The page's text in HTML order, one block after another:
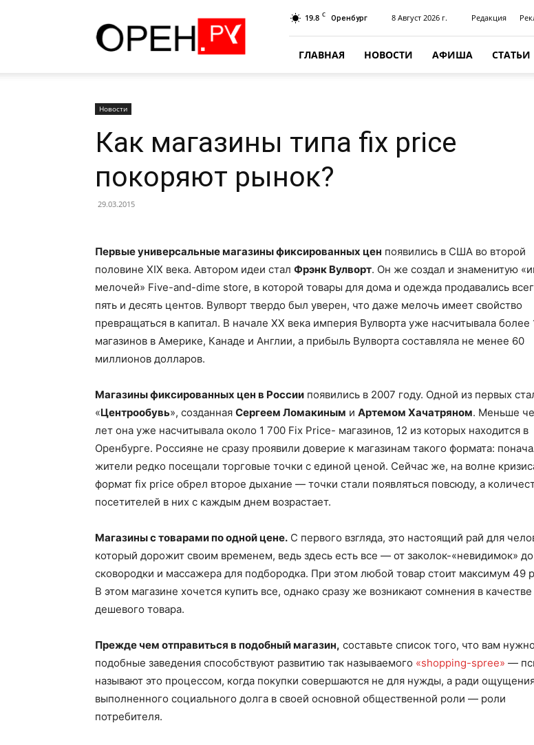
19.8 C Оренбург 8 Август 2026 г. Редакция
ГЛАВНАЯ НОВОСТИ АФИША СТАТЬИ
Новости
Как магазины типа fix price
покоряют рынок?
29.03.2015
Первые универсальные магазины фиксированных цен появились в США во второй
половине XIX века. Автором идеи стал Фрэнк Вулворт. Он же создал и знаменитую
мелочей» Five-and-dime store, в которой товары для дома и одежда продавались
пять и десять центов. Вулворт твердо был уверен, что даже мелочь имеет свойство
превращаться в капитал. В начале ХХ века империя Вулворта уже насчитывала более
магазинов в Америке, Канаде и Англии, а прибыль Вулворта составляла не менее 60
миллионов долларов.
Магазины фиксированных цен в России появились в 2007 году. Одной из первых
«Центрообувь», созданная Сергеем Ломакиным и Артемом Хачатряном. Меньше
лет она уже насчитывала около 1 700 Fix Price- магазинов, 12 из которых находится в
Оренбурге. Россияне не сразу проявили доверие к магазинам такого формата:
жители редко посещали торговые точки с единой ценой. Сейчас же, на волне
формат fix price обрел второе дыхание — точки стали появляться повсюду, а
посетителей в них с каждым днем возрастает.
Магазины с товарами по одной цене. С первого взгляда, это настоящий рай для
который дорожит своим временем, ведь здесь есть все — от заколок-«невидимок» до
сковородки и массажера для подбородка. При этом любой товар стоит максимум 49
В этом магазине хочется купить все, однако сразу же возникают сомнения в
дешевого товара.
Прежде чем отправиться в подобный магазин, составьте список того, что вам
подобные заведения способствуют развитию так называемого «shopping-spree» —
называют это процессом, когда покупки совершаются не для нужды, а ради
выполненного социального долга в своей основной общественной роли — роли
потребителя.